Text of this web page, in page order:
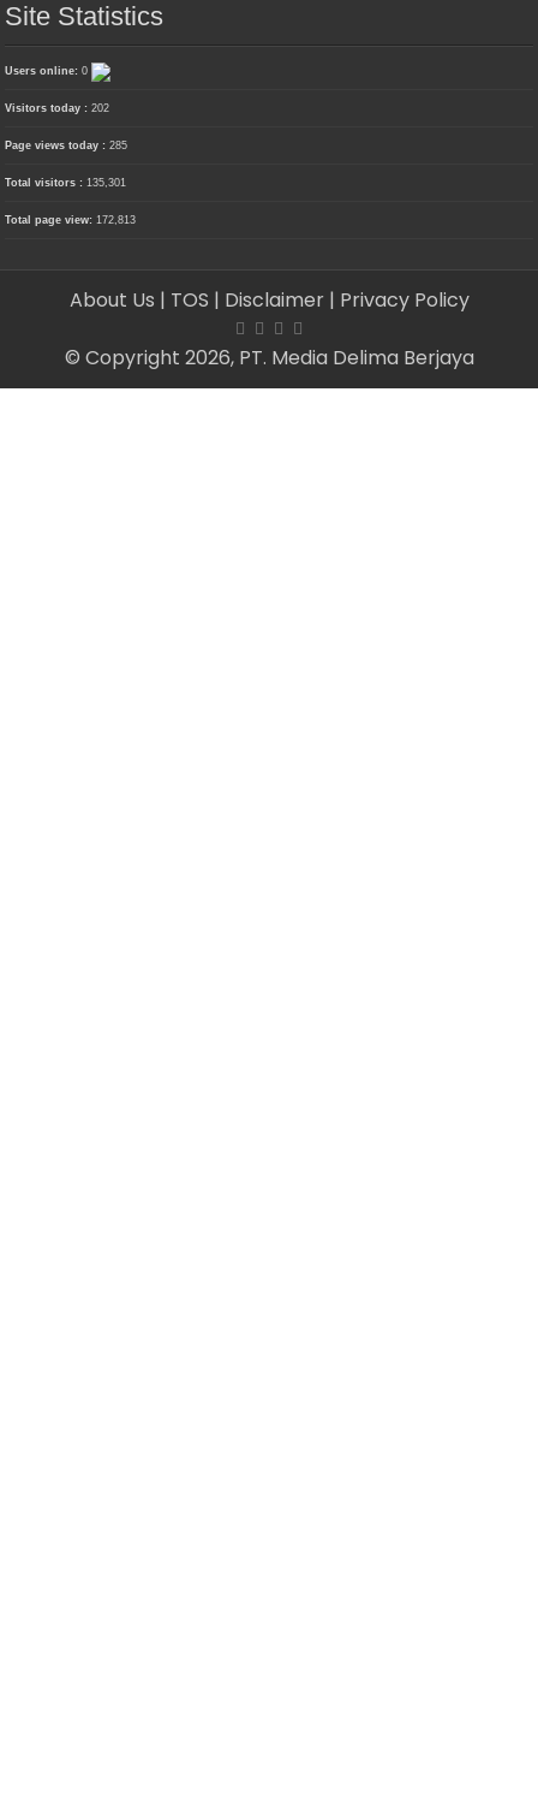
Site Statistics
Users online:0
Visitors today :202
Page views today :285
Total visitors :135,301
Total page view:172,813
About Us | TOS | Disclaimer | Privacy Policy
© Copyright 2026, PT. Media Delima Berjaya